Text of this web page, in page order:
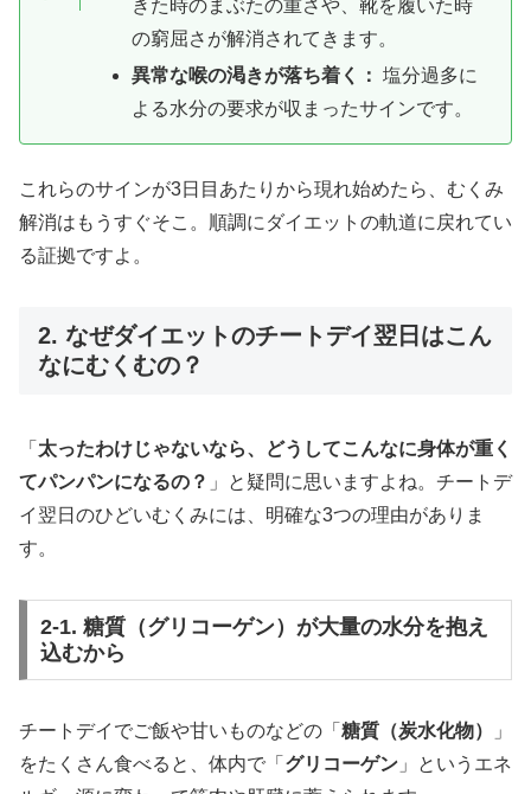
きた時のまぶたの重さや、靴を履いた時
の窮屈さが解消されてきます。
異常な喉の渇きが落ち着く： 塩分過多に
よる水分の要求が収まったサインです。
これらのサインが3日目あたりから現れ始めたら、むくみ
解消はもうすぐそこ。順調にダイエットの軌道に戻れてい
る証拠ですよ。
2. なぜダイエットのチートデイ翌日はこん
なにむくむの？
「 太ったわけじゃないなら、どうしてこんなに身体が重く
てパンパンになるの？ 」と疑問に思いますよね。チートデ
イ翌日のひどいむくみには、明確な3つの理由がありま
す。
2-1. 糖質（グリコーゲン）が大量の水分を抱え
込むから
チートデイでご飯や甘いものなどの「 糖質（炭水化物）
」
をたくさん食べると、体内で「 グリコーゲン 」というエネ